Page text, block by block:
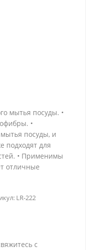
мытья посуды. •
•
посуды, и
подходят для
• Применимы
отличные
LR-222
с